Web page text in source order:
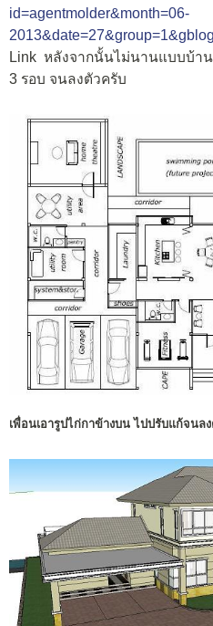
id=agentmolder&month=06-
Link หลังจากนั้นไม่นานแบบบ้าน
3 รอบ จนลงตัวครับ
เพื่อนเอารูปไก่กาข้างบน ไปปรับแก้จนล